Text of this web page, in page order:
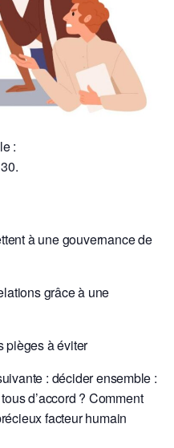
:
à une gouvernance de
grâce à une
pièges à éviter
: décider ensemble :
d’accord ? Comment
facteur humain